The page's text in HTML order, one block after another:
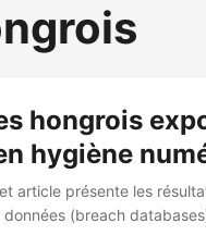
hongrois
hygiène
présente les
(breach